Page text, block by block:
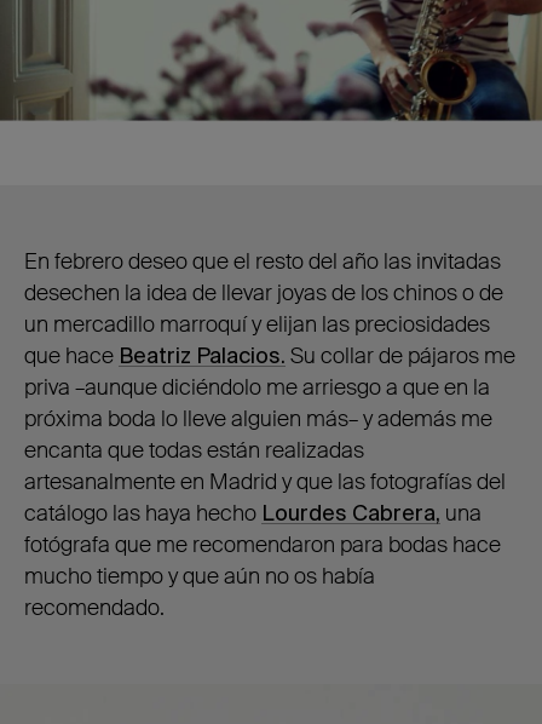
En febrero deseo que el resto del año las invitadas
desechen la idea de llevar joyas de los chinos o de
un mercadillo marroquí y elijan las preciosidades
que hace Beatriz Palacios. Su collar de pájaros me
priva –aunque diciéndolo me arriesgo a que en la
próxima boda lo lleve alguien más– y además me
encanta que todas están realizadas
artesanalmente en Madrid y que las fotografías del
catálogo las haya hecho Lourdes Cabrera, una
fotógrafa que me recomendaron para bodas hace
mucho tiempo y que aún no os había
recomendado.